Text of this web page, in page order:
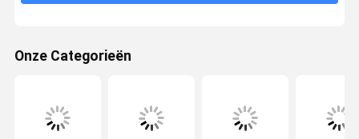
Onze Categorieën